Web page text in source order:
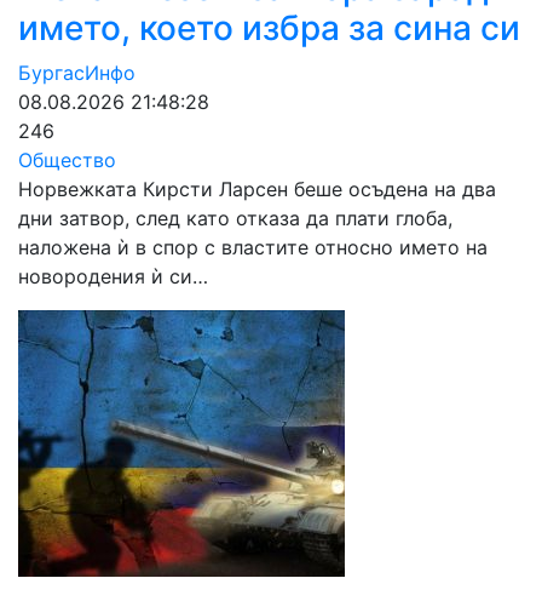
името, което избра за сина си
БургасИнфо
08.08.2026 21:48:28
246
Общество
Норвежката Кирсти Ларсен беше осъдена на два
дни затвор, след като отказа да плати глоба,
наложена ѝ в спор с властите относно името на
новородения ѝ си…